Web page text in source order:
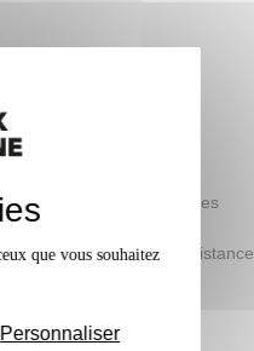
Mobilité d'études
Accessible à distance
que vous souhaitez
Personnaliser